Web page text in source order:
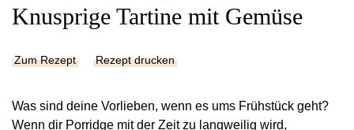
Knusprige Tartine mit Gemüse
Zum Rezept Rezept drucken
Was sind deine Vorlieben, wenn es ums Frühstück geht?
Wenn dir Porridge mit der Zeit zu langweilig wird,